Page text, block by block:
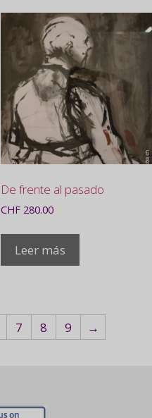
De frente al pasado
CHF280.00
Leer más
7 8 9 →